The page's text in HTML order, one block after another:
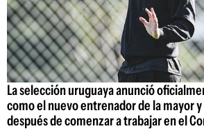
La selección uruguaya anunció
como el nuevo entrenador de la mayor y
después de comenzar a trabajar en el